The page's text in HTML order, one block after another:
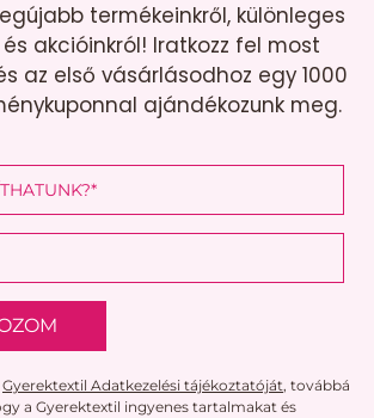
termékeinkről, különleges
akcióinkról! Iratkozz fel most
az első vásárlásodhoz egy 1000
ajándékozunk meg.
Gyerektextil Adatkezelési tájékoztatóját, továbbá
a Gyerektextil ingyenes tartalmakat és